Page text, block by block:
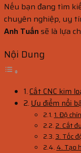
Nếu bạn đang tìm
chuyên nghiệp, uy
Anh Tuấnsẽ là lựa
Nội Dung
Cắt CNC kim
Ưu điểm nổi
1. Độ
2. Cắt
3. Tốc
4. Tạo